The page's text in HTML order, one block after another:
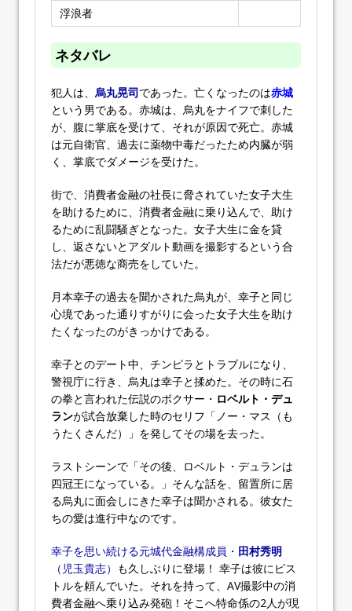
浮浪者
ネタバレ
犯人は、 烏丸晃司であった。亡くなったのは赤城
という男である。赤城は、烏丸をナイフで刺した
が、腹に掌底を受けて、それが原因で死亡。赤城
は元自衛官、過去に薬物中毒だったため内臓が弱
く、掌底でダメージを受けた。
街で、消費者金融の社長に脅されていた女子大生
を助けるために、消費者金融に乗り込んで、助け
るために乱闘騒ぎとなった。女子大生に金を貸
し、返さないとアダルト動画を撮影するという合
法だが悪徳な商売をしていた。
月本幸子の過去を聞かされた烏丸が、幸子と同じ
心境であった通りすがりに会った女子大生を助け
たくなったのがきっかけである。
幸子とのデート中、チンピラとトラブルになり、
警視庁に行き、烏丸は幸子と揉めた。その時に石
の拳と言われた伝説のボクサー・ ロベルト・デュ
ランが試合放棄した時のセリフ「ノー・マス（も
うたくさんだ）」を発してその場を去った。
ラストシーンで「その後、ロベルト・デュランは
四冠王になっている。」そんな話を、留置所に居
る烏丸に面会しにきた幸子は聞かされる。彼女た
ちの愛は進行中なのです。
幸子を思い続ける元城代金融構成員・ 田村秀明
（児玉貴志） も久しぶりに登場！ 幸子は彼にピス
トルを頼んでいた。それを持って、AV撮影中の消
費者金融へ乗り込み発砲！そこへ特命係の2人が現